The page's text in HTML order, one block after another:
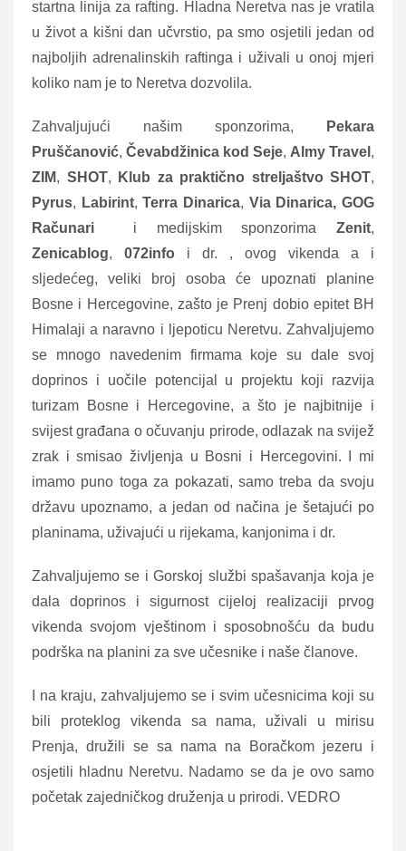
startna linija za rafting. Hladna Neretva nas je vratila
u život a kišni dan učvrstio, pa smo osjetili jedan od
najboljih adrenalinskih raftinga i uživali u onoj mjeri
koliko nam je to Neretva dozvolila.
Zahvaljujući našim sponzorima,
Pekara
Pruščanović, Čevabdžinica kod Seje, Almy Travel ,
ZIM, SHOT, Klub za praktično streljaštvo SHOT,
Pyrus, Labirint,Terra Dinarica, Via Dinarica, GOG
Računari
i medijskim sponzorimaZenit,
Zenicablog, 072info i dr. , ovog vikenda a i
sljedećeg, veliki broj osoba će upoznati planine
Bosne i Hercegovine, zašto je Prenj dobio epitet BH
Himalaji a naravno i ljepoticu Neretvu. Zahvaljujemo
se mnogo navedenim firmama koje su dale svoj
doprinos i uočile potencijal u projektu koji razvija
turizam Bosne i Hercegovine, a što je najbitnije i
svijest građana o očuvanju prirode, odlazak na svijež
zrak i smisao življenja u Bosni i Hercegovini. I mi
imamo puno toga za pokazati, samo treba da svoju
državu upoznamo, a jedan od načina je šetajući po
planinama, uživajući u rijekama, kanjonima i dr.
Zahvaljujemo se i Gorskoj službi spašavanja koja je
dala doprinos i sigurnost cijeloj realizaciji prvog
vikenda svojom vještinom i sposobnošću da budu
podrška na planini za sve učesnike i naše članove.
I na kraju, zahvaljujemo se i svim učesnicima koji su
bili proteklog vikenda sa nama, uživali u mirisu
Prenja, družili se sa nama na Boračkom jezeru i
osjetili hladnu Neretvu. Nadamo se da je ovo samo
početak zajedničkog druženja u prirodi. VEDRO